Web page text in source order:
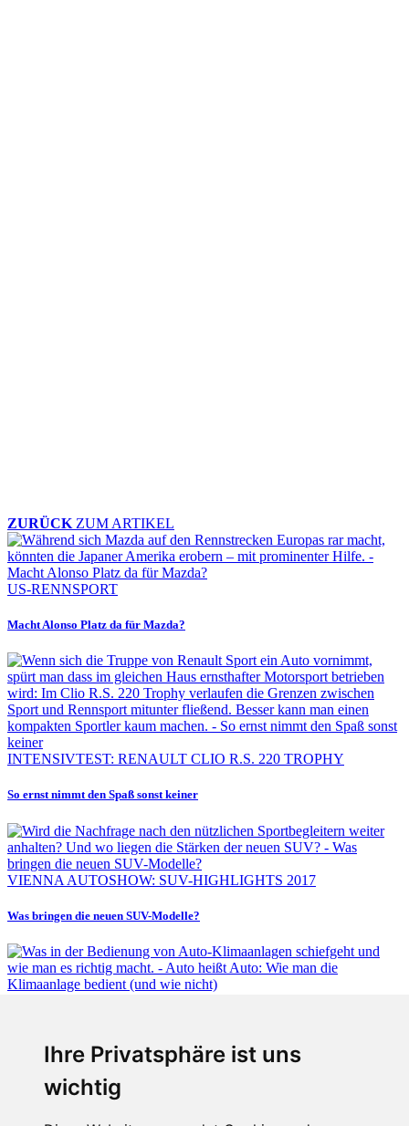
Ihre Privatsphäre ist uns
wichtig
ZURÜCK ZUM ARTIKEL
US-RENNSPORT
Macht Alonso Platz da für Mazda?
INTENSIVTEST: RENAULT CLIO R.S. 220 TROPHY
So ernst nimmt den Spaß sonst keiner
VIENNA AUTOSHOW: SUV-HIGHLIGHTS 2017
Was bringen die neuen SUV-Modelle?
Auto heißt Auto: Wie man die Klimaanlage bedient (und wie nicht)